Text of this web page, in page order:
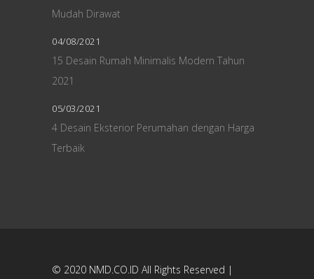
Mudah Dirawat
04/08/2021
15 Desain Rumah Minimalis Modern Tahun
2021
05/03/2021
4 Desain Eksterior Perumahan dengan Harga
Terbaik
© 2020 NMD.CO.ID All Rights Reserved |